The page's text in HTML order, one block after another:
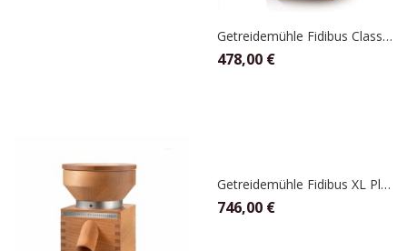
Getreidemühle Fidibus Classic, KoMo
478,00 €
Getreidemühle Fidibus XL Plus, Komo
746,00 €